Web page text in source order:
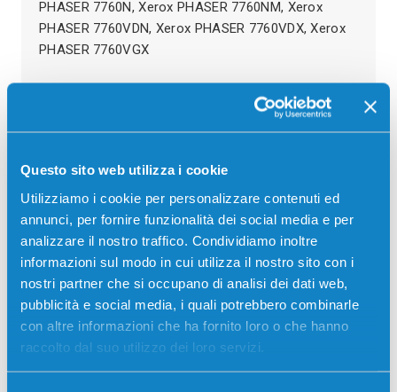
Questo sito web utilizza i cookie
Utilizziamo i cookie per personalizzare contenuti ed
annunci, per fornire funzionalità dei social media e per
analizzare il nostro traffico. Condividiamo inoltre
informazioni sul modo in cui utilizza il nostro sito con i
nostri partner che si occupano di analisi dei dati web,
pubblicità e social media, i quali potrebbero combinarle
con altre informazioni che ha fornito loro o che hanno
raccolto dal suo utilizzo dei loro servizi.
PHASER 7760N, Xerox PHASER 7760NM, Xerox
PHASER 7760VDN, Xerox PHASER 7760VDX, Xerox
PHASER 7760VGX